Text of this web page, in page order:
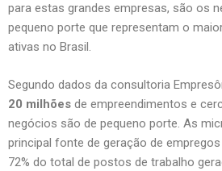
para estas grandes empresas, são os
pequeno porte que representam o
ativas no Brasil.
Segundo dados da consultoria
20 milhões de empreendimentos e
negócios são de pequeno porte. As
principal fonte de geração de
72% do total de postos de trabalho